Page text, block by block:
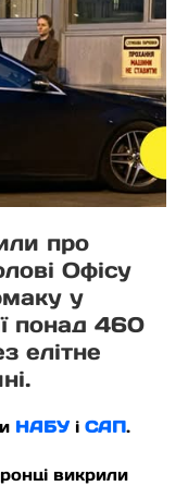
про
Офісу
у
понад 460
елітне
НАБУ і САП.
викрили